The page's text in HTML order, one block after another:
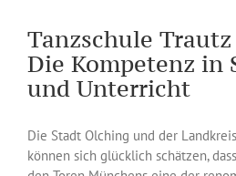
Tanzschule
Die Kompetenz in
und Unterricht
Die Stadt Olching und der
können sich glücklich schätzen,